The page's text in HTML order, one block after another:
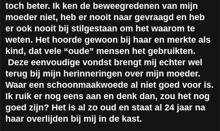
toch beter. Ik ken de beweegredenen van mijn
moeder niet, heb er nooit naar gevraagd en heb
er ook nooit bij stilgestaan om het waarom te
weten. Het hoorde gewoon bij haar en merkte als
kind, dat vele “oude” mensen het gebruikten.
Deze eenvoudige vondst brengt mij echter wel
terug bij mijn herinneringen over mijn moeder.
Waar een schoonmaakwoede al niet goed voor is.
Ik ruik er nog eens aan en denk dan, zou het nog
goed zijn? Het is al zo oud en staat al 24 jaar na
haar overlijden bij mij in de kast.